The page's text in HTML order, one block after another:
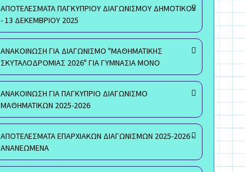
ΑΠΟΤΕΛΕΣΜΑΤΑ ΠΑΓΚΥΠΡΙΟΥ ΔΙΑΓΩΝΙΣΜΟΥ ΔΗΜΟΤΙΚΟΥ
- 13 ΔΕΚΕΜΒΡΙΟΥ 2025
ΑΝΑΚΟΙΝΩΣΗ ΓΙΑ ΔΙΑΓΩΝΙΣΜΟ "ΜΑΘΗΜΑΤΙΚΗΣ
ΣΚΥΤΑΛΟΔΡΟΜΙΑΣ 2026" ΓΙΑ ΓΥΜΝΑΣΙΑ ΜΟΝΟ
ΑΝΑΚΟΙΝΩΣΗ ΓΙΑ ΠΑΓΚΥΠΡΙΟ ΔΙΑΓΩΝΙΣΜΟ
ΜΑΘΗΜΑΤΙΚΩΝ 2025-2026
ΑΠΟΤΕΛΕΣΜΑΤΑ ΕΠΑΡΧΙΑΚΩΝ ΔΙΑΓΩΝΙΣΜΩΝ 2025-2026 -
ΑΝΑΝΕΩΜΕΝΑ